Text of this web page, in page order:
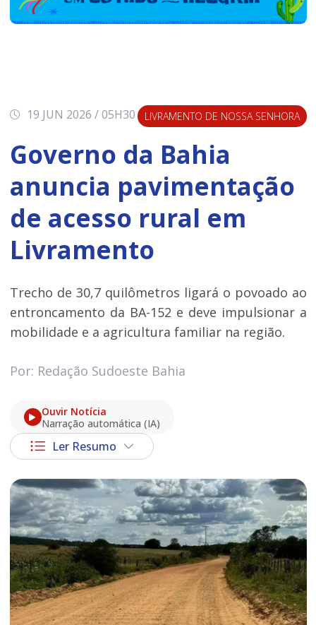
19 JUN 2026 / 05H30 LIVRAMENTO DE NOSSA SENHORA
Governo da Bahia
anuncia pavimentação
de acesso rural em
Livramento
Trecho de 30,7 quilômetros ligará o povoado ao
entroncamento da BA-152 e deve impulsionar a
mobilidade e a agricultura familiar na região.
Por: Redação Sudoeste Bahia
Ouvir Notícia
Narração automática (IA)
Ler Resumo